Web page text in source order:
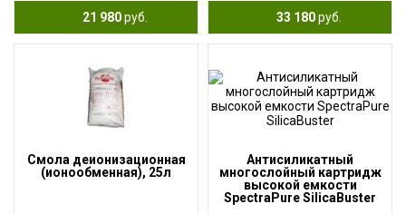
21 980руб.
33 180руб.
Смола деионизационная
(ионообменная), 25л
Антисиликатный
многослойный картридж
высокой емкости
SpectraPure SilicaBuster